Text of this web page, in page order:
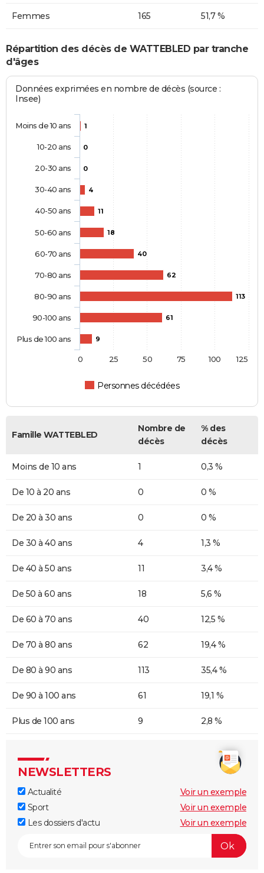
Femmes 165 51,7 %
Répartition des décès de WATTEBLED par tranche
d'âges
Données exprimées en nombre de décès (source :
Insee)
1
0
0
4
11
18
40
62
113
61
9
Personnes décédées
Moins de 10 ans
10-20 ans
20-30 ans
30-40 ans
40-50 ans
50-60 ans
60-70 ans
70-80 ans
80-90 ans
90-100 ans
Plus de 100 ans
0 100
25 50 75 125
Famille WATTEBLED
Nombre de
décès
% des
décès
Moins de 10 ans 1 0,3 %
De 10 à 20 ans 0 0 %
De 20 à 30 ans 0 0 %
De 30 à 40 ans 4 1,3 %
De 40 à 50 ans 11 3,4 %
De 50 à 60 ans 18 5,6 %
De 60 à 70 ans 40 12,5 %
De 70 à 80 ans 62 19,4 %
De 80 à 90 ans 113 35,4 %
De 90 à 100 ans 61 19,1 %
Plus de 100 ans 9 2,8 %
NEWSLETTERS
Actualité
Voir un exemple
Sport
Voir un exemple
Les dossiers d'actu
Voir un exemple